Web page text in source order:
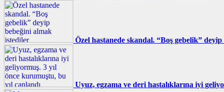
Özel hastanede skandal. “Boş gebelik”
Uyuz, egzama ve deri hastalıklarına iyi